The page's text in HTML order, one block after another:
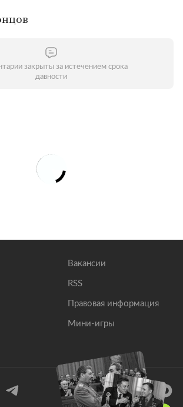
закрыты за истечением срока
давности
Вакансии
RSS
Правовая информация
Мини-игры